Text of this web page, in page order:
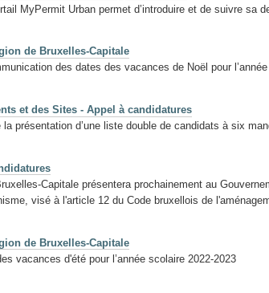
MyPermit Urban permet d’introduire et de suivre sa
de Bruxelles-Capitale
des dates des vacances de Noël pour
et des Sites - Appel à candidatures
présentation d’une liste double de candidats à six
Capitale présentera prochainement au
visé à l'article 12 du Code bruxellois de
de Bruxelles-Capitale
vacances d'été pour l’année scolaire 2022-2023